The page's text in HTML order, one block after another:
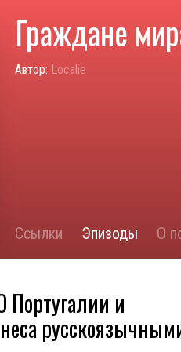
Граждане
Автор: Localie
Ссылки Эпизоды О
Португалии и